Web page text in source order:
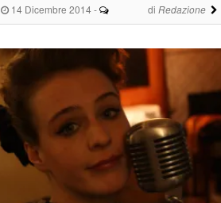
14 Dicembre 2014 - di Redazione